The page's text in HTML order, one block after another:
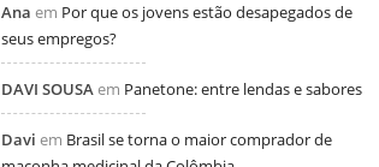
Ana em Por que os jovens estão desapegados de
seus empregos?
DAVI SOUSAem Panetone: entre lendas e sabores
Davi em Brasil se torna o maior comprador de